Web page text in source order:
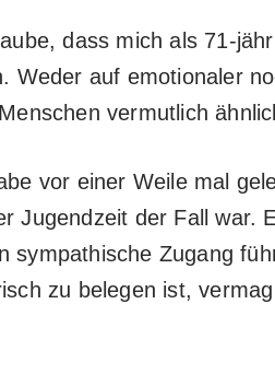
dass mich als 71-
Weder auf emotionaler
vermutlich
vor einer Weile mal
Jugendzeit der Fall war.
sympathische Zugang
zu belegen ist,